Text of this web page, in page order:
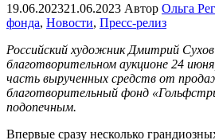
19.06.202321.06.2023 Автор Ольга
фонда, Новости, Пресс-релиз
Российский художник Дмитрий
благотворительном аукционе 24
часть вырученных средств от
благотворительный фонд
подопечным.
Впервые сразу несколько